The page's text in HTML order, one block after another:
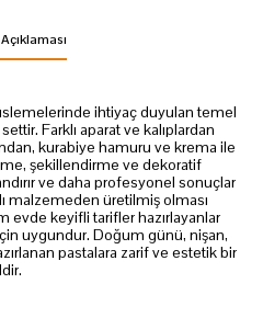
ihtiyaç duyulan temel
Farklı aparat ve kalıplardan
kurabiye hamuru ve krema ile
şekillendirme ve dekoratif
ve daha profesyonel sonuçlar
malzemeden üretilmiş olması
keyifli tarifler hazırlayanlar
uygundur. Doğum günü, nişan,
pastalara zarif ve estetik bir